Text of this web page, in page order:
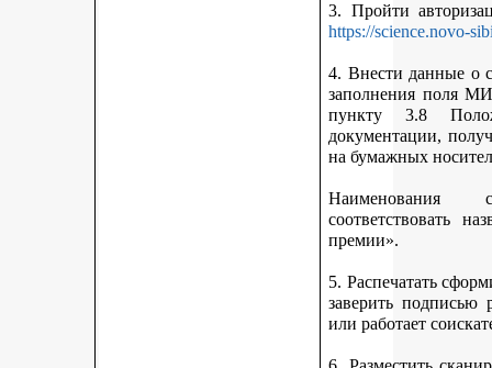
3. Пройти
https://science.novo-
4. Внести данные о
заполнения поля
пункту 3.8
документации,
на бумажных
Наименования
соответствовать
премии».
5. Распечатать
заверить подписью
или работает